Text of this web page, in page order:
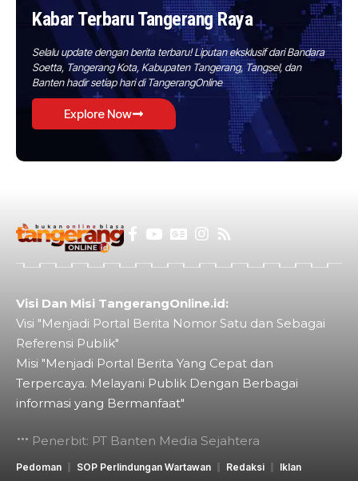
Kabar Terbaru Tangerang Raya
Selalu update dengan berita terbaru! Liputan eksklusif dari Bandara
Soetta, Tangerang Kota, Kabupaten Tangerang, Tangsel, dan
Banten hadir setiap hari di TangerangOnline
Explore Now
Visi Dan Misi TangerangOnline.id:
Visi "Menjadi Portal Berita Nomor Satu dan Sebagai
Referensi Publik"
Misi "Menjadi Portal Berita Yang Cepat dan
Terpercaya. Melayani Publik Dengan Berbagai
informasi yang Bermanfaat"
Penerbit: PT Banten Media Sejahtera
Pedoman SOP Perlindungan Wartawan Redaksi Iklan